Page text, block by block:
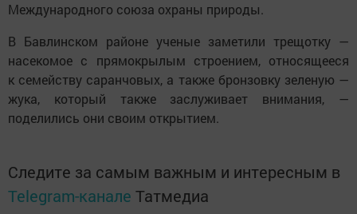
Международного союза охраны природы.
В Бавлинском районе ученые заметили трещотку —
насекомое с прямокрылым строением, относящееся
к семейству саранчовых, а также бронзовку зеленую —
жука, который также заслуживает внимания, —
поделились они своим открытием.
Следите за самым важным и интересным в
Telegram-канале Татмедиа